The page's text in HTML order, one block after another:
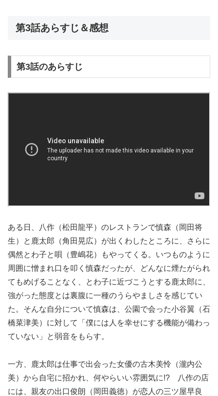
第3話あらすじ＆感想
第3話のあらすじ
ある日、八作（松田龍平）のレストランで慎森（岡田将
生）と鹿太郎（角田晃広）が出くわしたところに、さらに
偶然とわ子と唄（豊嶋花）もやってくる。いつものように
周囲に憎まれ口を叩く慎森だったが、どんなに煙たがられ
てもめげることなく、とわ子に近づこうとする鹿太郎に、
強がった態度とは裏腹に一種のうらやましさを感じてい
た。そんな自分について慎森は、公園で会った小谷翼（石
橋菜津美）に対して「僕には人を幸せにする機能が備わっ
ていない」と弱音をもらす。
一方、鹿太郎は仕事で出会った女優の古木美怜（瀧内公
美）から自宅に招かれ、何やらいい雰囲気に!? 八作の店
には、親友の出口俊朗（岡田義徳）が恋人の三ツ屋早良